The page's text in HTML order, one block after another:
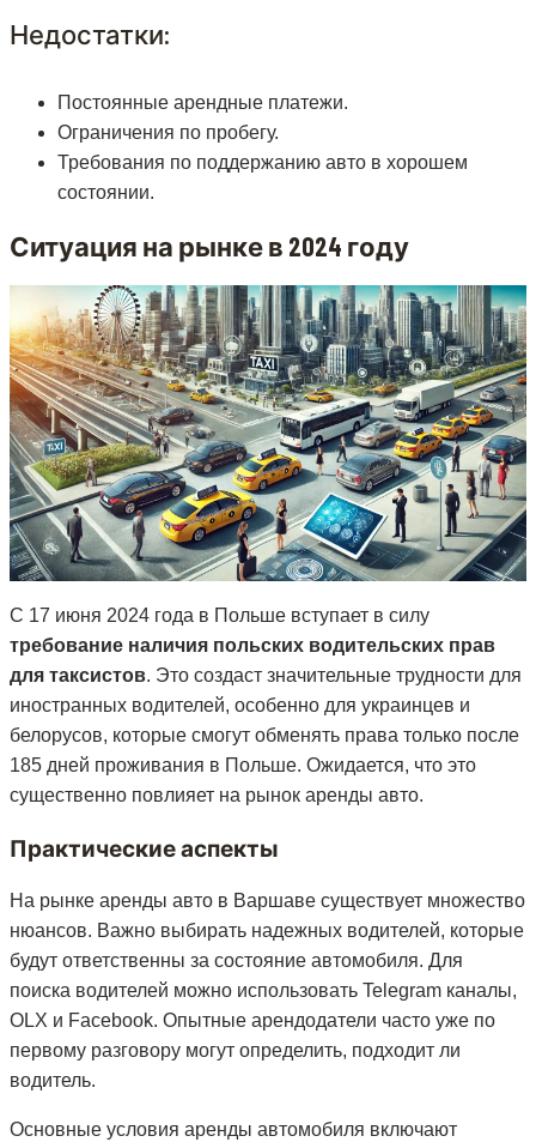
Недостатки:
Постоянные арендные платежи.
Ограничения по пробегу.
Требования по поддержанию авто в хорошем
состоянии.
Ситуация на рынке в 2024 году
С 17 июня 2024 года в Польше вступает в силу
требование наличия польских водительских прав
для таксистов. Это создаст значительные трудности для
иностранных водителей, особенно для украинцев и
белорусов, которые смогут обменять права только после
185 дней проживания в Польше. Ожидается, что это
существенно повлияет на рынок аренды авто.
Практические аспекты
На рынке аренды авто в Варшаве существует множество
нюансов. Важно выбирать надежных водителей, которые
будут ответственны за состояние автомобиля. Для
поиска водителей можно использовать Telegram каналы,
OLX и Facebook. Опытные арендодатели часто уже по
первому разговору могут определить, подходит ли
водитель.
Основные условия аренды автомобиля включают